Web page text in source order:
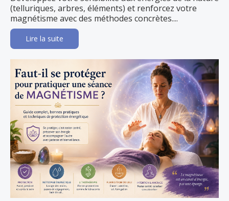
(telluriques, arbres, éléments) et renforcez votre
magnétisme avec des méthodes concrètes....
Lire la suite